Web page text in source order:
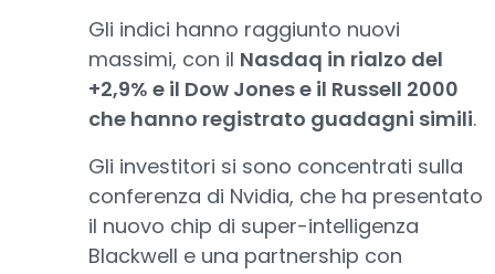
Gli indici hanno raggiunto nuovi
massimi, con il Nasdaq in rialzo del
+2,9% e il Dow Jones e il Russell 2000
che hanno registrato guadagni simili.
Gli investitori si sono concentrati sulla
conferenza di Nvidia, che ha presentato
il nuovo chip di super-intelligenza
Blackwell e una partnership con